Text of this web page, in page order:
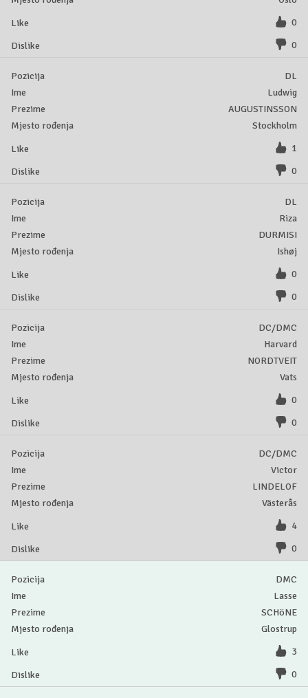
0
0
DL
Ludwig
AUGUSTINSSON
Stockholm
1
0
DL
Riza
DURMISI
Ishøj
0
0
DC/DMC
Harvard
NORDTVEIT
Vats
0
0
DC/DMC
Victor
LINDELOF
Västerås
4
0
DMC
Lasse
SCHöNE
Glostrup
3
0